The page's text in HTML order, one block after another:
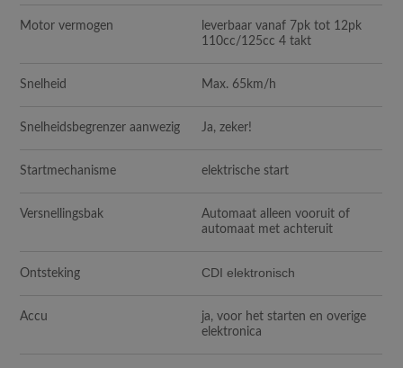
Motor vermogen
leverbaar vanaf 7pk tot 12pk
110cc/125cc 4 takt
Snelheid Max. 65km/h
Snelheidsbegrenzer aanwezig Ja, zeker!
Startmechanisme elektrische start
Versnellingsbak
Automaat alleen vooruit of
automaat met achteruit
Ontsteking CDI elektronisch
Accu
ja, voor het starten en overige
elektronica